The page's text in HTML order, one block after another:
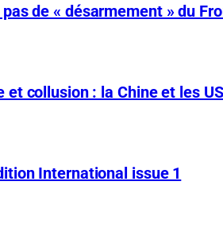
pas de « désarmement » du
et collusion : la Chine et les
International issue 1